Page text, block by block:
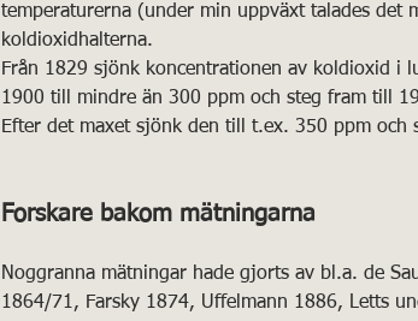
temperaturerna (under min uppväxt talades det
koldioxidhalterna.
Från 1829 sjönk koncentrationen av koldioxid i
1900 till mindre än 300 ppm och steg fram till
Efter det maxet sjönk den till t.ex. 350 ppm och
Forskare bakom mätningarna
Noggranna mätningar hade gjorts av bl.a. de
1864/71, Farsky 1874, Uffelmann 1886, Letts